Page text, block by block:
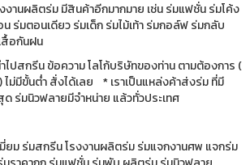
งานผลิตร่ม มีสินค้าอีกมากมาย เช่น ร่มแฟชั่น ร่มโค้ง
ร่มตอนเดียว ร่มเด็ก ร่มไม้เท้า ร่มกอล์ฟ ร่มกลับ
สื้อกันฝน
ไปสกรีน ข้อความ โลโก้บริษัทของท่าน ตามต้องการ (
ม่มีขั้นต่ำ สั่งได้เลย * เราเป็นแหล่งค้าส่งร่ม ที่มี
ร่มนิวฟลายมีจำหน่าย แล้วทั่วประเทศ
ม ร่มสกรีน โรงงานผลิตร่ม ร่มแจกงานศพ แจกร่ม